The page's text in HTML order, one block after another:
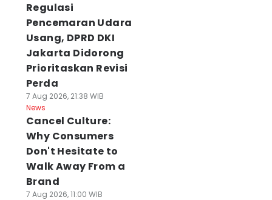
Regulasi
Pencemaran Udara
Usang, DPRD DKI
Jakarta Didorong
Prioritaskan Revisi
Perda
7 Aug 2026, 21:38 WIB
News
Cancel Culture:
Why Consumers
Don't Hesitate to
Walk Away From a
Brand
7 Aug 2026, 11:00 WIB